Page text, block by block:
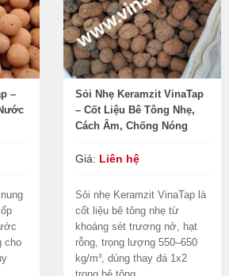
–
cho
Sỏi Nhẹ Keramzit VinaTap
– Cốt Liệu Bê Tông Nhẹ,
Cách Âm, Chống Nóng
Giá: Liên hệ
Sỏi nhẹ Keramzit VinaTap là
cốt liệu bê tông nhẹ từ
khoáng sét trương nở, hạt
rỗng, trọng lượng 550–650
kg/m³, dùng thay đá 1x2